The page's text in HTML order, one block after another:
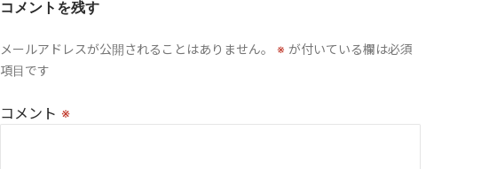
ン
コメントを残す
メールアドレスが公開されることはありません。 ※ が付いている欄は必須
項目です
コメント ※